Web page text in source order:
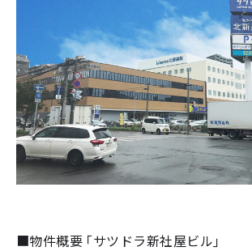
■物件概要「サツドラ新社屋ビル」